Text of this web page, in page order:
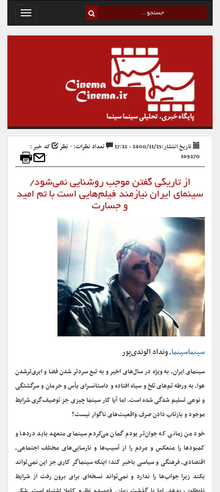
Toggle
تاریخ انتشار:1400/11/15 - 17:12 تعداد نظرات: ۰ نظر
کد خبر :
169270
از تاریکی گفتن موجب روشنایی نمی‌شود/
سینمای ایران نیازمند فیلم‌هایی است با تم امید
و جسارت
سینماسینما،ونداد الوندی‌پور
سینمای ایران، به ویژه در سال‌های اخیر و به تبع سردتر شدن فضا و ابری‌ترشدن
هوا، به ورطه تم‌های تلخ و سیاه افتاده و داستانسرای یأس و حرمان و سرگشتگی
و نوعی تسلیم شدگی شده است. اما آیا کار سینما چیزی جز توصیف‌گری شرایط
موجود و بازتاب دادن صرف واقعیت‌های ناگوار نیست؟
خود من زمانی که جوان‌تر بودم گمان می‌کردم سینمای متعهد باید دردها و
کمبودها را منعکس و مردم را از آسیب‌ها و نارسایی‌های مختلف اجتماعی،
اقتصادی، فرهنگی و سیاسی باخبر کند؛ اینکه سینماگر کاری جز این نمی‌تواند
بکند زیرا جواب‌ها را ندارد و نمی‌تواند نسخه‌ای برای برون رفت از شرایط